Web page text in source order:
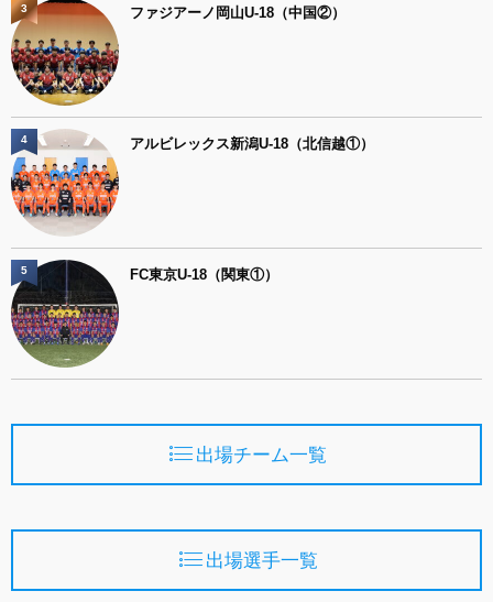
ファジアーノ岡山U-18（中国②）
3
アルビレックス新潟U-18（北信越①）
4
FC東京U-18（関東①）
5
出場チーム一覧
出場選手一覧